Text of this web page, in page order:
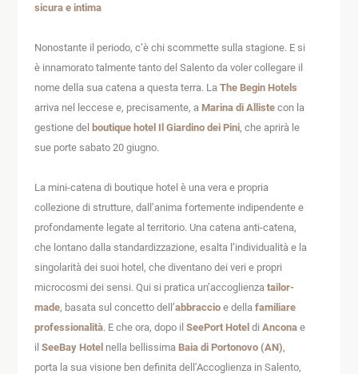
sicura e intima
Nonostante il periodo, c’è chi scommette sulla stagione. E si
è innamorato talmente tanto del Salento da voler collegare il
nome della sua catena a questa terra. La The Begin Hotels
arriva nel leccese e, precisamente, a Marina di Allistecon la
gestione del boutique hotel Il Giardino dei Pini, che aprirà le
sue porte sabato 20 giugno.
La mini-catena di boutique hotel è una vera e propria
collezione di strutture, dall’anima fortemente indipendente e
profondamente legate al territorio. Una catena anti-catena,
che lontano dalla standardizzazione, esalta l’individualità e la
singolarità dei suoi hotel, che diventano dei veri e propri
microcosmi dei sensi. Qui si pratica un’accoglienza tailor-
made, basata sul concetto dell’abbraccioe della familiare
professionalità. E che ora, dopo il SeePort Hotel di Anconae
il SeeBay Hotel nella bellissima Baia di Portonovo (AN),
porta la sua visione ben definita dell’Accoglienza in Salento,